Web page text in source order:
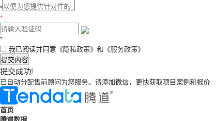
*
*
*
我已阅读并同意 《隐私政策》 和 《服务政策》
提交内容
提交成功!
已自动分配售前顾问为您服务。请添加微信，更快获取项目案例和报价
首页